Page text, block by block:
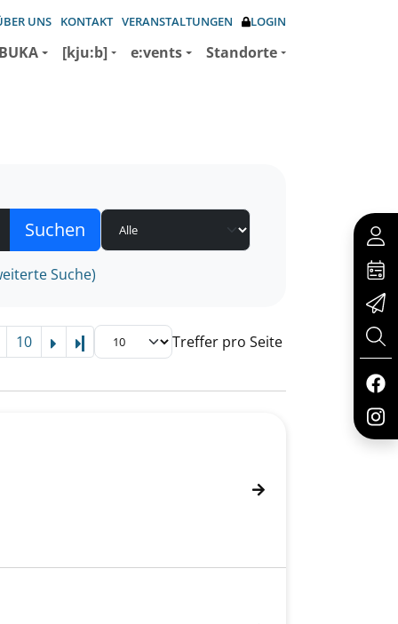
UNS KONTAKT VERANSTALTUNGEN LOGIN
[kju:b] e:vents Standorte
Suche)
10 Letzte Seite Treffer pro Seite